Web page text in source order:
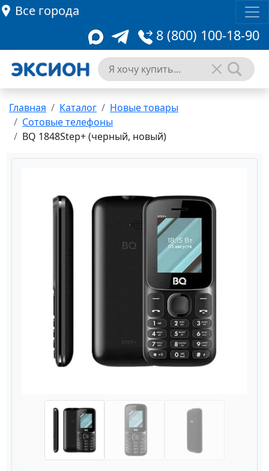
Все города
8 (800) 100-18-90
Главная Каталог
Новые товары
Сотовые телефоны
BQ 1848Step+ (черный, новый)
Назад